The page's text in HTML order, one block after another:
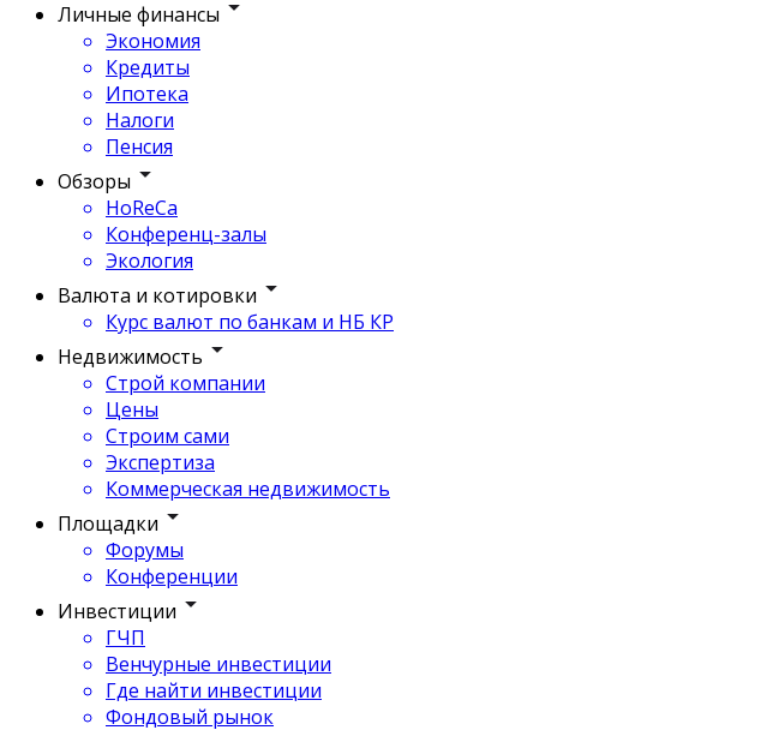
Личные финансы
Экономия
Кредиты
Ипотека
Налоги
Пенсия
Обзоры
HoReCa
Конференц-залы
Экология
Валюта и котировки
Курс валют по банкам и НБ КР
Недвижимость
Строй компании
Цены
Строим сами
Экспертиза
Коммерческая недвижимость
Площадки
Форумы
Конференции
Инвестиции
ГЧП
Венчурные инвестиции
Где найти инвестиции
Фондовый рынок